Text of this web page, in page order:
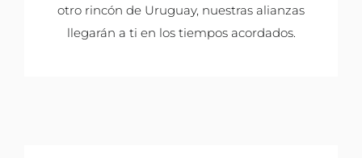
otro rincón de Uruguay, nuestras alianzas
llegarán a ti en los tiempos acordados.